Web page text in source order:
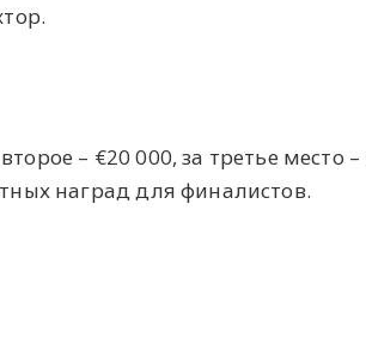
– €20 000, за третье место
наград для финалистов.